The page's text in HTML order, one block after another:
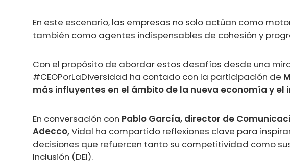
En este escenario, las empresas no solo actúan como
también como agentes indispensables de cohesión y
Con el propósito de abordar estos desafíos desde una
#CEOPorLaDiversidad ha contado con la participación de
más influyentes en el ámbito de la nueva economía y
En conversación con Pablo García, director de
Adecco,Vidal ha compartido reflexiones clave para
decisiones que refuercen tanto su competitividad como
Inclusión (DEI).